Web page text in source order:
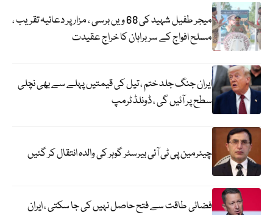
میجر طفیل شہید کی 68 ویں برسی ، مزار پر دعائیہ تقریب ،
مسلح افواج کے سربراہان کا خراج عقیدت
ایران جنگ جلد ختم ، تیل کی قیمتیں پہلے سے بھی نچلی
سطح پر آئیں گی ، ڈونلڈ ٹرمپ
چیئرمین پی ٹی آئی بیرسٹر گوہر کی والدہ انتقال کر گئیں
فضائی طاقت سے فتح حاصل نہیں کی جا سکتی ، ایران